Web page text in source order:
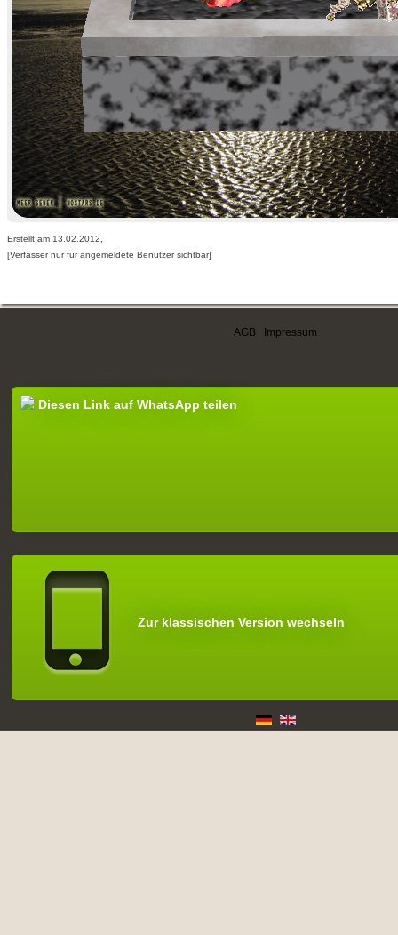
Erstellt am 13.02.2012,
[Verfasser nur für angemeldete Benutzer sichtbar]
AGB Impressum
Diesen Link auf WhatsApp teilen
Zur klassischen Version wechseln